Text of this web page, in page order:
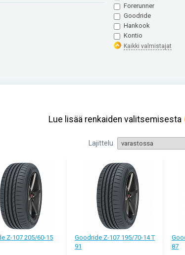
Forerunner
Goodride
Hankook
Kontio
Kaikki valmistajat
Lue lisää renkaiden valitsemisesta
nopeasti? Mihin kannattaa kiinnittää huomiota,
sinulle sopivat kesärenkaat. Hinta vaihtelee hyvin
jos renkaan merkki ei ole sinulle tärkeä. Muista myös
yleensä kakista kaupoista talvella tai kesäkauden
kriteerit
jotka liittyvät renkaiden kokoluokkaan ja rakennetyyppiin,
renkaiden elinikään
Lajittelu
Z-107 205/60-15
Goodride Z-107 195/70-14 T
91
87